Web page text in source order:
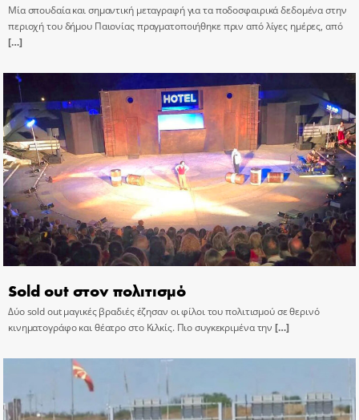
Μία σπουδαία και σημαντική μεταγραφή για τα ποδοσφαιρικά δεδομένα στην
περιοχή του δήμου Παιονίας πραγματοποιήθηκε πριν από λίγες ημέρες, από
[…]
Sold out στον πολιτισμό
Δύο sold out μαγικές βραδιές έζησαν οι φίλοι του πολιτισμού σε θερινό
κινηματογράφο και θέατρο στο Κιλκίς. Πιο συγκεκριμένα την […]